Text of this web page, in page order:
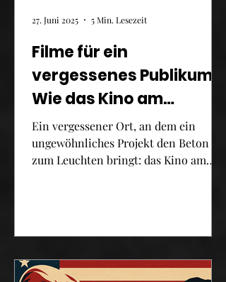
Filme für ein
vergessenes Publikum:
Wie das Kino am
Mehringplatz Filmkultur
in einen Berliner
Brennpunkt bringt
Ein vergessener Ort, an dem ein
ungewöhnliches Projekt den Beton
zum Leuchten bringt: das Kino am
27. Juni 2025 5 Min. Lesezeit